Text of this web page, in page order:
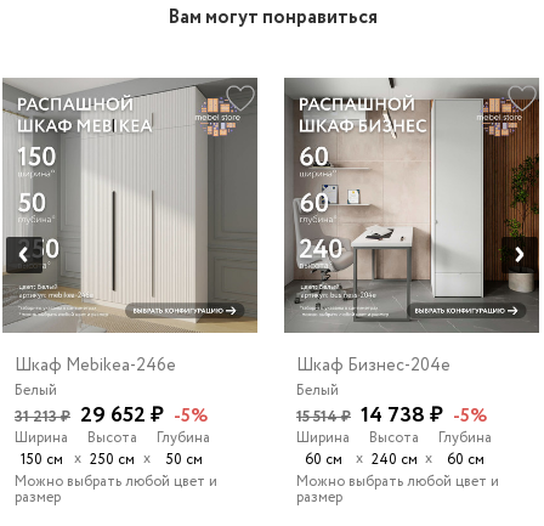
Вам могут понравиться
Шкаф Mebikea-246e
Белый
31 213 ₽ 29 652 ₽ -5%
Ширина
150 см х
Высота
250 см х
Глубина
50 см
Можно выбрать любой цвет и
размер
Шкаф Бизнес-204e
Белый
15 514 ₽ 14 738 ₽ -5%
Ширина
60 см
х
Высота
240 см х
Глубина
60 см
Можно выбрать любой цвет и
размер